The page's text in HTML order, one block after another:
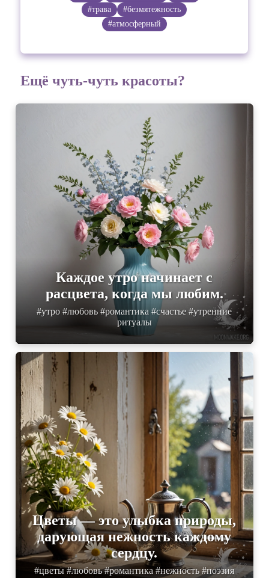
#трава
#безмятежность
#атмосферный
Ещё чуть-чуть красоты?
Каждое утро начинает с
расцвета, когда мы любим.
#утро #любовь #романтика #счастье #утренние
ритуалы
Цветы — это улыбка природы,
дарующая нежность каждому
сердцу.
#цветы #любовь #романтика #нежность #поэзия